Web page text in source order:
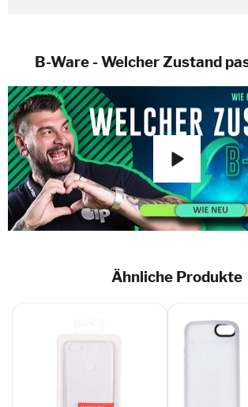
B-Ware - Welcher Zustand
Ähnliche Produkte